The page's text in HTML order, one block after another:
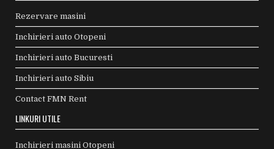
Rezervare masini
Inchirieri auto Otopeni
Inchirieri auto Bucuresti
Inchirieri auto Sibiu
Contact FMN Rent
LINKURI UTILE
Inchirieri masini Otopeni